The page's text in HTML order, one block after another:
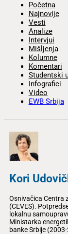
Početna
Najnovije
Vesti
Analize
Intervjui
Mišljenja
Kolumne
Komentari
Studentski
Infografici
Video
EWB Srbija
Kori
Osnivačica Centra
(CEVES).
lokalnu
Ministarka
banke Srbije